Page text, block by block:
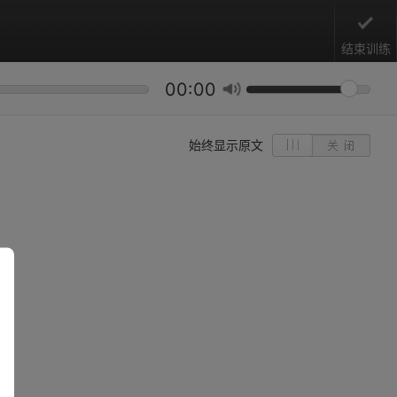
结束训练
00:00
始终显示原文